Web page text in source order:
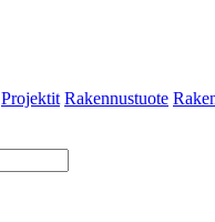
Projektit Rakennustuote